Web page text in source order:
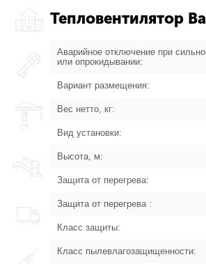
Тепловентилятор
Аварийное отключение при
или опрокидывании:
Вариант размещения:
Вес нетто, кг:
Вид установки:
Высота, м:
Защита от перегрева:
Защита от перегрева :
Класс защиты:
Класс пылевлагозащищенности: